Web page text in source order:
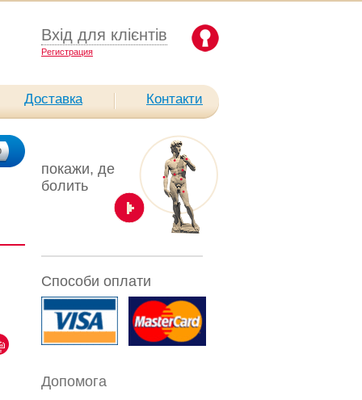
Вхід для клієнтів
Pегистрация
Доставка Контакти
покажи, де
болить
Способи оплати
Допомога